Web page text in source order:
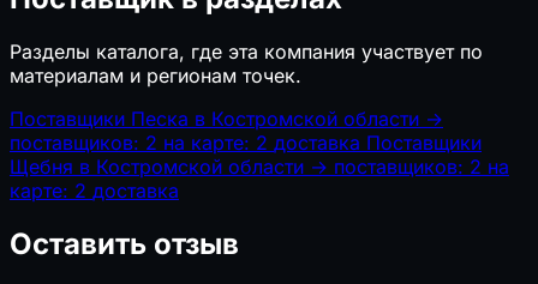
Разделы каталога, где эта компания участвует по
материалам и регионам точек.
Поставщики Песка в Костромской области →
поставщиков: 2 на карте: 2 доставка Поставщики
Щебня в Костромской области → поставщиков: 2 на
карте: 2 доставка
Оставить отзыв